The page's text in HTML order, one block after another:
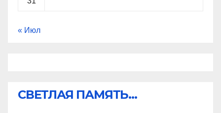
« Июл
СВЕТЛАЯ ПАМЯТЬ...